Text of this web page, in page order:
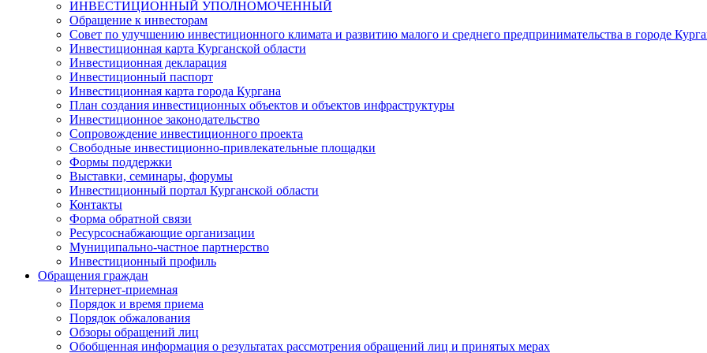
ИНВЕСТИЦИОННЫЙ УПОЛНОМОЧЕННЫЙ
Обращение к инвесторам
Совет по улучшению инвестиционного климата и развитию малого и среднего предпринимательства в городе
Инвестиционная карта Курганской области
Инвестиционная декларация
Инвестиционный паспорт
Инвестиционная карта города Кургана
План создания инвестиционных объектов и объектов инфраструктуры
Инвестиционное законодательство
Сопровождение инвестиционного проекта
Свободные инвестиционно-привлекательные площадки
Формы поддержки
Выставки, семинары, форумы
Инвестиционный портал Курганской области
Контакты
Форма обратной связи
Ресурсоснабжающие организации
Муниципально-частное партнерство
Инвестиционный профиль
Обращения граждан
Интернет-приемная
Порядок и время приема
Порядок обжалования
Обзоры обращений лиц
Обобщенная информация о результатах рассмотрения обращений лиц и принятых мерах